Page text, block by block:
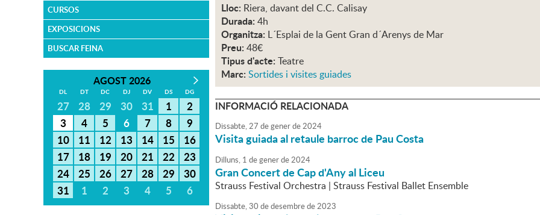
CURSOS
EXPOSICIONS
BUSCAR FEINA
AGOST 2026
DL DT DC DJ DV DS DG
27 28 29 30 31 1
2
3
4 5 6 7 8
9
10
11 12 13 14 15
16
17
18 19 20 21 22
23
24
25 26 27 28 29
30
31
1 2 3 4 5 6
Lloc: Riera, davant del C.C. Calisay
Durada: 4h
Organitza: L´Esplai de la Gent Gran d´Arenys de Mar
Preu: 48€
Tipus d'acte: Teatre
Marc: Sortides i visites guiades
INFORMACIÓ RELACIONADA
Dissabte,27 degenerde2024
Visita guiada al retaule barroc de Pau Costa
Dilluns, 1 degenerde2024
Gran Concert de Cap d'Any al Liceu
Strauss Festival Orchestra | Strauss Festival Ballet Ensemble
Dissabte,30 dedesembrede2023